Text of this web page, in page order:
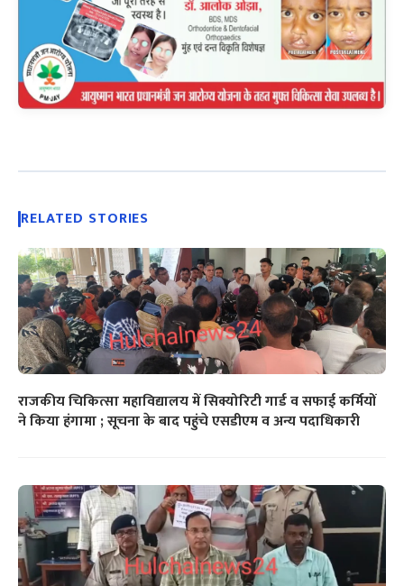
RELATED STORIES
राजकीय चिकित्सा महाविद्यालय में सिक्योरिटी गार्ड व सफाई कर्मियों
ने किया हंगामा ; सूचना के बाद पहुंचे एसडीएम व अन्य पदाधिकारी